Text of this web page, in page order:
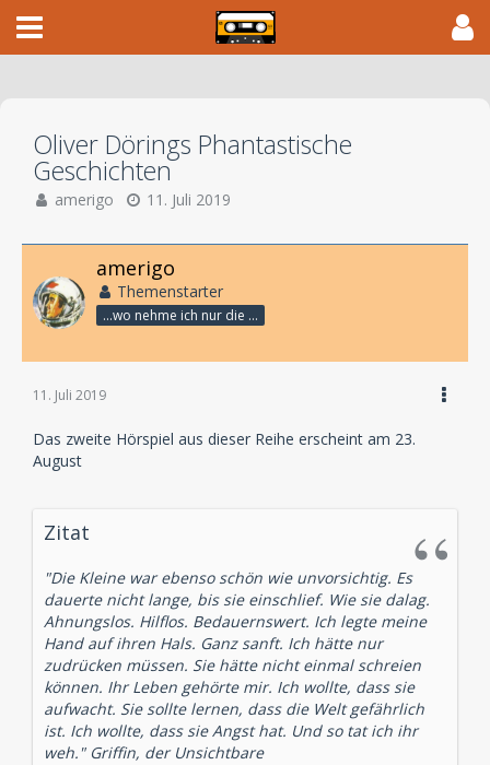
Oliver Dörings Phantastische
Geschichten
amerigo 11. Juli 2019
amerigo
Themenstarter
...wo nehme ich nur die Zeit her, so vieles nicht zu hören?
11. Juli 2019
Das zweite Hörspiel aus dieser Reihe erscheint am 23.
August
Zitat
"Die Kleine war ebenso schön wie unvorsichtig. Es
dauerte nicht lange, bis sie einschlief. Wie sie dalag.
Ahnungslos. Hilflos. Bedauernswert. Ich legte meine
Hand auf ihren Hals. Ganz sanft. Ich hätte nur
zudrücken müssen. Sie hätte nicht einmal schreien
können. Ihr Leben gehörte mir. Ich wollte, dass sie
aufwacht. Sie sollte lernen, dass die Welt gefährlich
ist. Ich wollte, dass sie Angst hat. Und so tat ich ihr
weh." Griffin, der Unsichtbare